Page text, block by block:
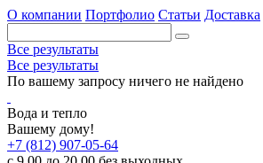
О компании Портфолио Статьи Доставка
Все результаты
Все результаты
По вашему запросу ничего не найдено
Вода и тепло
Вашему дому!
+7 (812) 907-05-64